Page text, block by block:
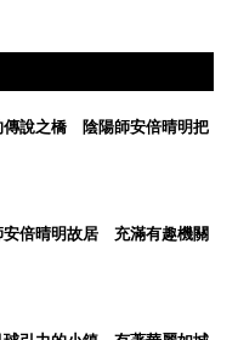
傳說之橋 陰陽師安倍晴明把
安倍晴明故居 充滿有趣機關